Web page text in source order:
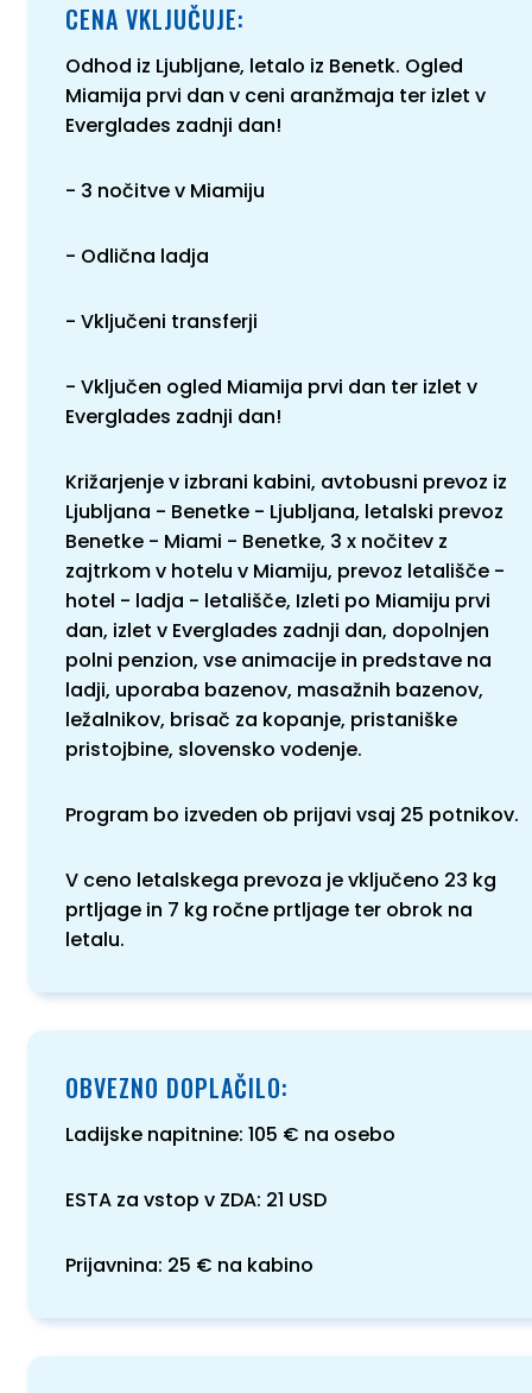
CENA VKLJUČUJE:
Odhod iz Ljubljane, letalo iz Benetk. Ogled
Miamija prvi dan v ceni aranžmaja ter izlet v
Everglades zadnji dan!
- 3 nočitve v Miamiju
- Odlična ladja
- Vključeni transferji
- Vključen ogled Miamija prvi dan ter izlet v
Everglades zadnji dan!
Križarjenje v izbrani kabini, avtobusni prevoz iz
Ljubljana - Benetke - Ljubljana, letalski prevoz
Benetke - Miami - Benetke, 3 x nočitev z
zajtrkom v hotelu v Miamiju, prevoz letališče -
hotel - ladja - letališče, Izleti po Miamiju prvi
dan, izlet v Everglades zadnji dan, dopolnjen
polni penzion, vse animacije in predstave na
ladji, uporaba bazenov, masažnih bazenov,
ležalnikov, brisač za kopanje, pristaniške
pristojbine, slovensko vodenje.
Program bo izveden ob prijavi vsaj 25 potnikov.
V ceno letalskega prevoza je vključeno 23 kg
prtljage in 7 kg ročne prtljage ter obrok na
letalu.
OBVEZNO DOPLAČILO:
Ladijske napitnine: 105 € na osebo
ESTA za vstop v ZDA: 21 USD
Prijavnina: 25 € na kabino